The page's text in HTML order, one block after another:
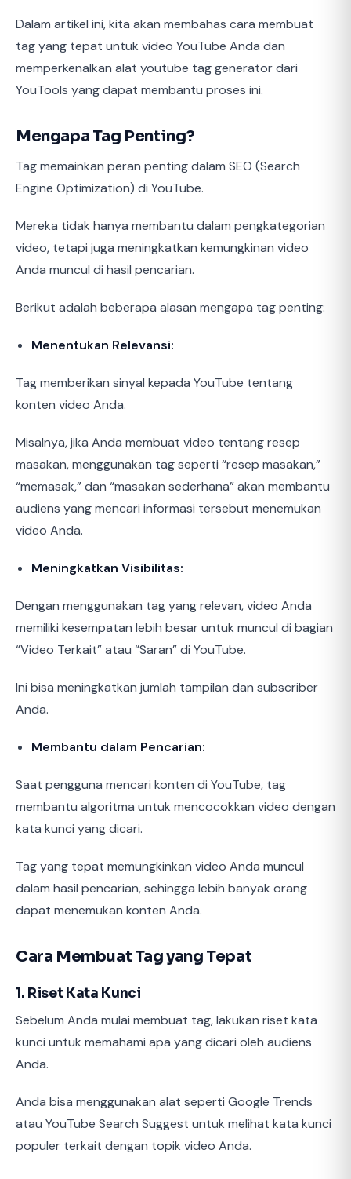
Dalam artikel ini, kita akan membahas cara membuat
tag yang tepat untuk video YouTube Anda dan
memperkenalkan alat youtube tag generator dari
YouTools yang dapat membantu proses ini.
Mengapa Tag Penting?
Tag memainkan peran penting dalam SEO (Search
Engine Optimization) di YouTube.
Mereka tidak hanya membantu dalam pengkategorian
video, tetapi juga meningkatkan kemungkinan video
Anda muncul di hasil pencarian.
Berikut adalah beberapa alasan mengapa tag penting:
Menentukan Relevansi:
Tag memberikan sinyal kepada YouTube tentang
konten video Anda.
Misalnya, jika Anda membuat video tentang resep
masakan, menggunakan tag seperti “resep masakan,”
“memasak,” dan “masakan sederhana” akan membantu
audiens yang mencari informasi tersebut menemukan
video Anda.
Meningkatkan Visibilitas:
Dengan menggunakan tag yang relevan, video Anda
memiliki kesempatan lebih besar untuk muncul di bagian
“Video Terkait” atau “Saran” di YouTube.
Ini bisa meningkatkan jumlah tampilan dan subscriber
Anda.
Membantu dalam Pencarian:
Saat pengguna mencari konten di YouTube, tag
membantu algoritma untuk mencocokkan video dengan
kata kunci yang dicari.
Tag yang tepat memungkinkan video Anda muncul
dalam hasil pencarian, sehingga lebih banyak orang
dapat menemukan konten Anda.
Cara Membuat Tag yang Tepat
1. Riset Kata Kunci
Sebelum Anda mulai membuat tag, lakukan riset kata
kunci untuk memahami apa yang dicari oleh audiens
Anda.
Anda bisa menggunakan alat seperti Google Trends
atau YouTube Search Suggest untuk melihat kata kunci
populer terkait dengan topik video Anda.